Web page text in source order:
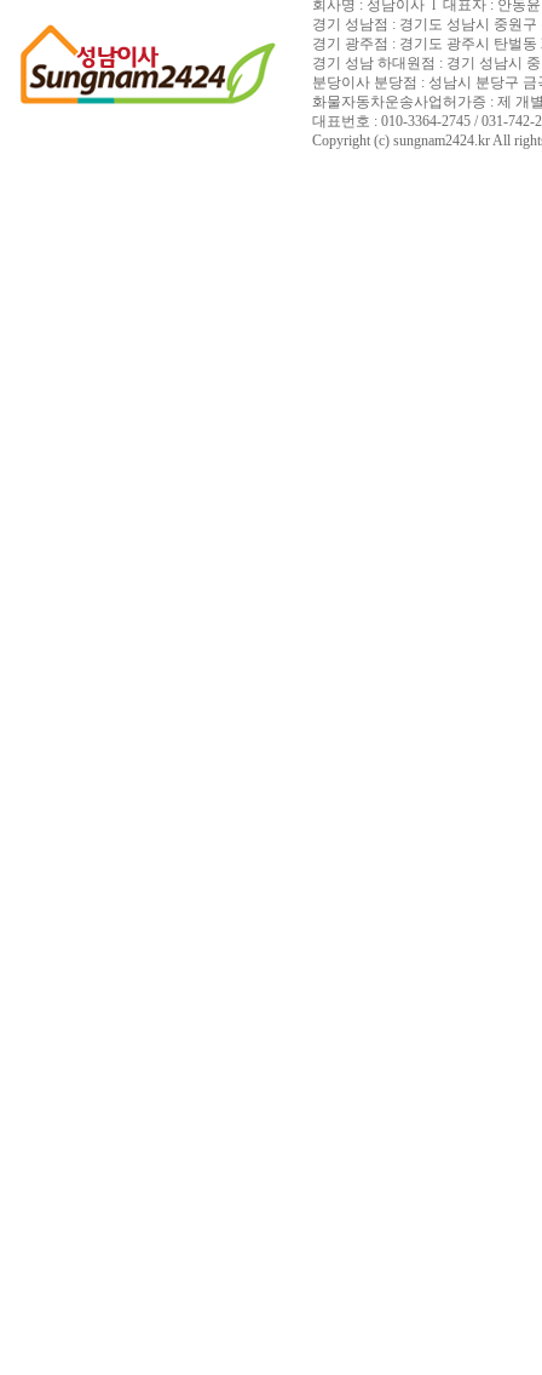
회사명 : 성남이사 l 대표자 : 안동
경기 성남점 : 경기도 성남시 중원
경기 광주점 : 경기도 광주시 탄벌동
경기 성남 하대원점 : 경기 성남시
분당이사 분당점 : 성남시 분당구 금
화물자동차운송사업허가증 : 제 개
대표번호 : 010-3364-2745 / 031-742-
Copyright (c) sungnam2424.kr All